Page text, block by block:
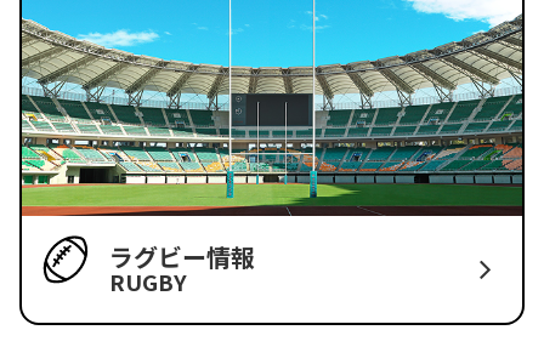
ラグビー情報
RUGBY